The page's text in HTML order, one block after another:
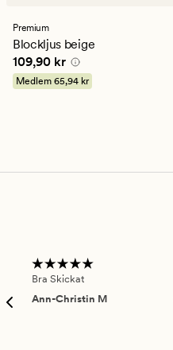
ett
genomsnittligt
betyg
på
4.5
Premium
Blockljus beige
Pris 109,90 kr
109,90 kr
Medlem 65,94 kr
Bra Skickat
Ann-Christin M